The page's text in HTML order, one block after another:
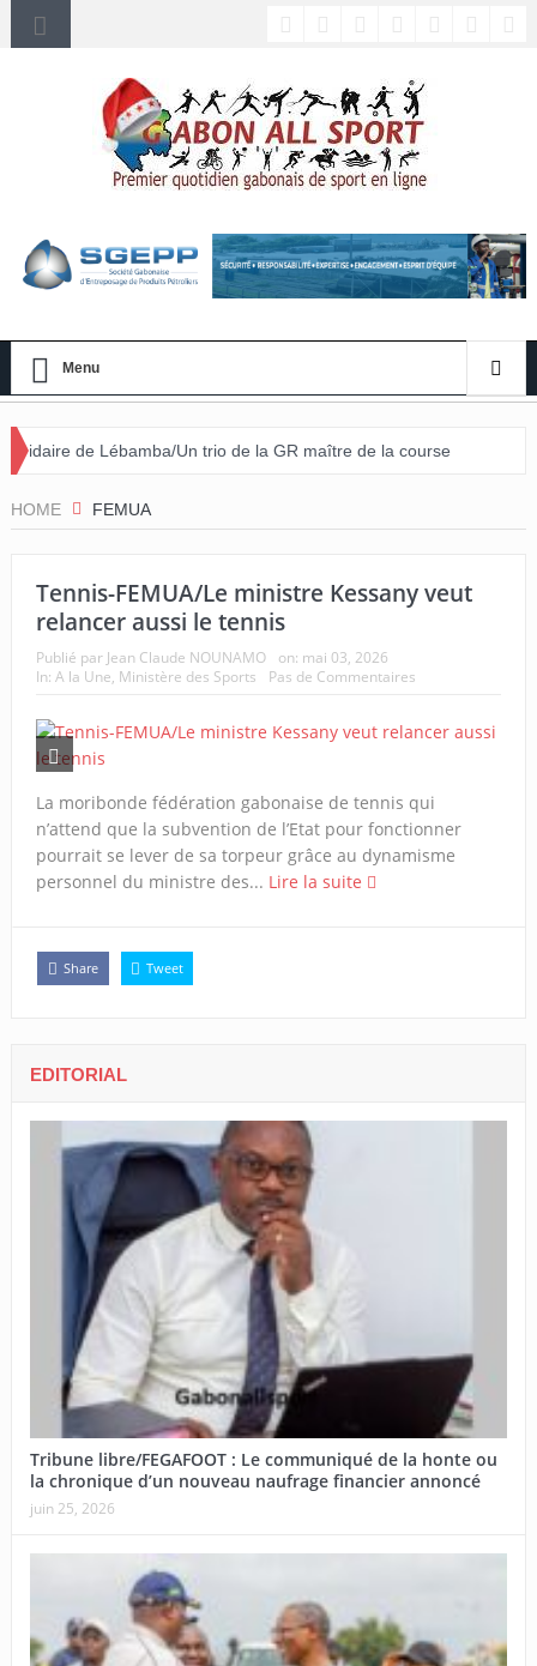
Menu
Un trio de la GR maître de la course
HOME FEMUA
Tennis-FEMUA/Le ministre Kessany veut
relancer aussi le tennis
Publié par Jean Claude NOUNAMO on: mai 03, 2026
In: A la Une, Ministère des Sports Pas de Commentaires
La moribonde fédération gabonaise de tennis qui
n’attend que la subvention de l’Etat pour fonctionner
pourrait se lever de sa torpeur grâce au dynamisme
personnel du ministre des... Lire la suite
Share Tweet
EDITORIAL
Tribune libre/FEGAFOOT : Le communiqué de la honte ou
la chronique d’un nouveau naufrage financier annoncé
juin 25, 2026